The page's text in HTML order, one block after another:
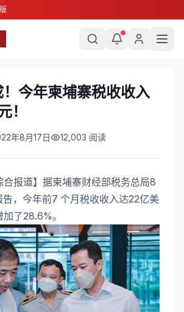
今年柬埔寨税收收入
！
年8月17日 12,003 阅读
合报道】据柬埔寨财经部税务总局8
告，今年前7 个月税收收入达22亿美
了28.6%。